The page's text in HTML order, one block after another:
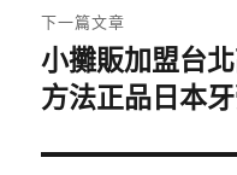
章:
下一篇文章
下
一
文
小攤販加盟台
方法正品日本